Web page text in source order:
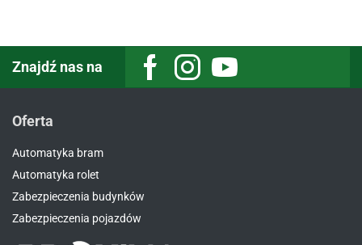
Znajdź nas na
Oferta
Automatyka bram
Automatyka rolet
Zabezpieczenia budynków
Zabezpieczenia pojazdów